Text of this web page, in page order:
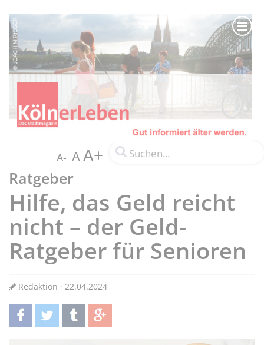
A- AA+
Ratgeber
Hilfe, das Geld reicht
nicht – der Geld-
Ratgeber für Senioren
Redaktion · 22.04.2024